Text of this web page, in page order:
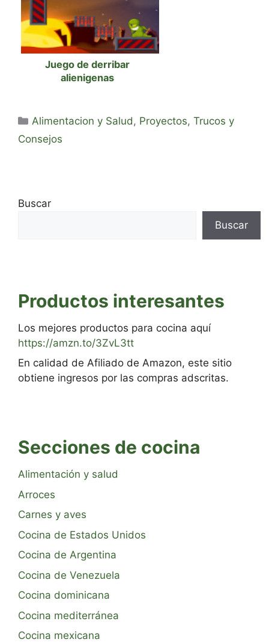
Juego de derribar
alienigenas
Categorías
Alimentacion y Salud , Proyectos,Trucos y
Consejos
Buscar
Buscar
Productos interesantes
Los mejores productos para cocina aquí
https://amzn.to/3ZvL3tt
En calidad de Afiliado de Amazon, este sitio
obtiene ingresos por las compras adscritas.
Secciones de cocina
Alimentación y salud
Arroces
Carnes y aves
Cocina de Estados Unidos
Cocina de Argentina
Cocina de Venezuela
Cocina dominicana
Cocina mediterránea
Cocina mexicana